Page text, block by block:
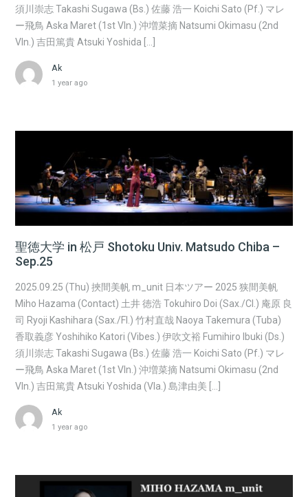
須川崇志 Takashi Sugawa (Bs.) 佐藤 浩一 Koichi Sato (Pf.) マレ
ー飛鳥 Aska Maret (1st Vln.) 沖増菜摘 Natsumi Okimasu (2nd
Vln.) 吉田篤貴 Atsuki Yoshida […]
Ak
1 year ago
聖徳大学 in 松戸 Shotoku Univ. Matsudo Chiba –
Sep.25
2025.09.25 (Thu) 挾間美帆 m_unit 日本ツアー 2025 狭間美帆
Miho Hazama (Contact) 土井 徳浩 Tokuhiro Doi (Sax./Cl.) 庵原 良
司 Ryoji Kashihara (Sax./Fl.) 竹村直哉 Naoya Takemura (Tuba)
香取義彦 Yoshihiko Katori (Vibes.) 伊吹文裕 Fumihiro Ibuki (Ds.)
須川崇志 Takashi Sugawa (Bs.) 佐藤 浩一 Koichi Sato (Pf.) マレ
ー飛鳥 Aska Maret (1st Vln.) 沖増菜摘 Natsumi Okimasu (2nd
Vln.) 吉田篤貴 Atsuki Yoshida (Vla.) 島津由美 […]
Ak
1 year ago